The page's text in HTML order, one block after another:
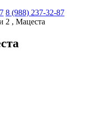
8 (988) 237-32-87
, Мацеста